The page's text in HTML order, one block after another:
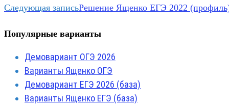
Следующая записьРешение Ященко ЕГЭ 2022
Популярные варианты
Демовариант ОГЭ 2026
Варианты Ященко ОГЭ
Демовариант ЕГЭ 2026 (база)
Варианты Ященко ЕГЭ (база)